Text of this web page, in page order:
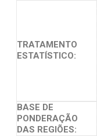
TRATAMENTO
ESTATÍSTICO:
BASE DE
PONDERAÇÃO
DAS REGIÕES: